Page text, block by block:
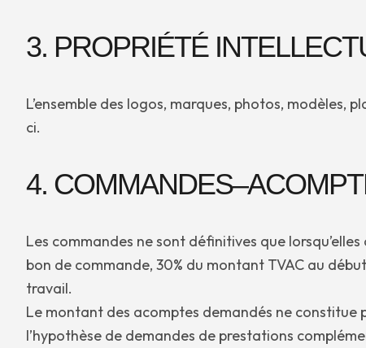
3. PROPRIÉTÉ
L’ensemble des logos, marques, photos,
ci.
4.
Les commandes ne sont définitives que
bon de commande, 30% du montant TVAC au
travail.
Le montant des acomptes demandés ne constitue
l’hypothèse de demandes de prestations